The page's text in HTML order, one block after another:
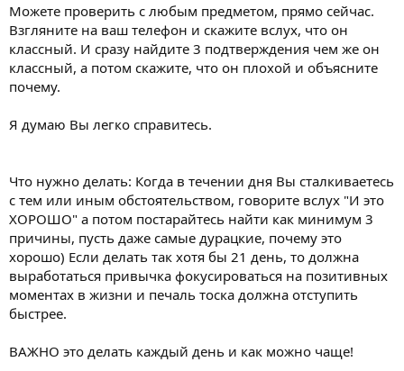
Можете проверить с любым предметом, прямо сейчас.
Взгляните на ваш телефон и скажите вслух, что он
классный. И сразу найдите 3 подтверждения чем же он
классный, а потом скажите, что он плохой и объясните
почему.
Я думаю Вы легко справитесь.
Что нужно делать: Когда в течении дня Вы сталкиваетесь
с тем или иным обстоятельством, говорите вслух "И это
ХОРОШО" а потом постарайтесь найти как минимум 3
причины, пусть даже самые дурацкие, почему это
хорошо) Если делать так хотя бы 21 день, то должна
выработаться привычка фокусироваться на позитивных
моментах в жизни и печаль тоска должна отступить
быстрее.
ВАЖНО это делать каждый день и как можно чаще!